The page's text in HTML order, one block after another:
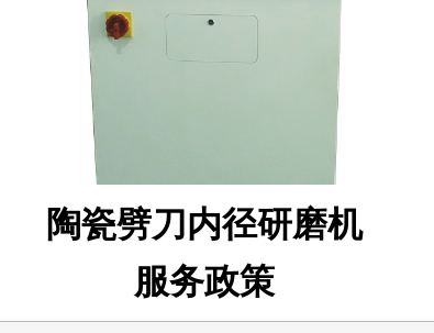
陶瓷劈刀内径研磨机
服务政策